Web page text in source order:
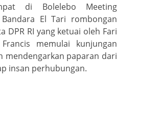
di Bolelebo Meeting
El Tari rombongan
DPR RI yang ketuai oleh Fari
memulai kunjungan
mendengarkan paparan dari
insan perhubungan.